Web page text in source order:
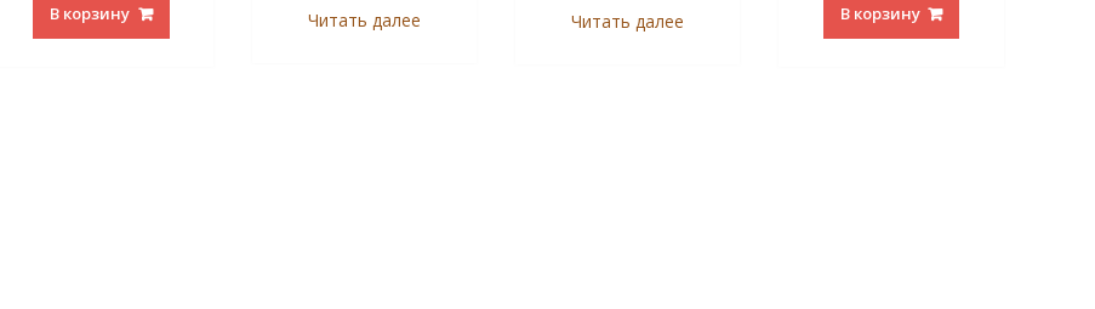
В корзину Читать далее
€2.50.
Читать далее В корзину